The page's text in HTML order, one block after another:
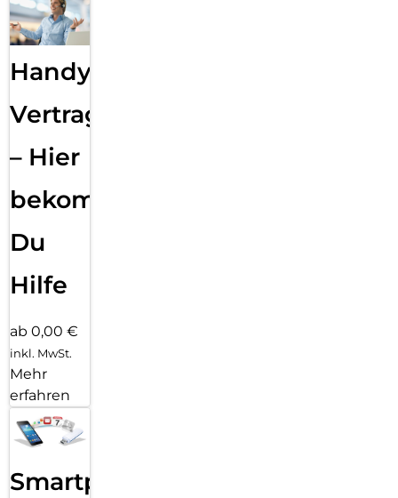
Handy
Vertragsabwicklung
– Hier
bekommst
Du
Hilfe
ab 0,00 €
inkl. MwSt.
Mehr
erfahren
Smartphone